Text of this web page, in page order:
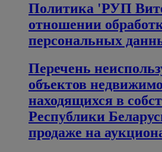
Политика 'РУП
отношении
персональных
Перечень
объектов
находящихся в
Республики
продаже на